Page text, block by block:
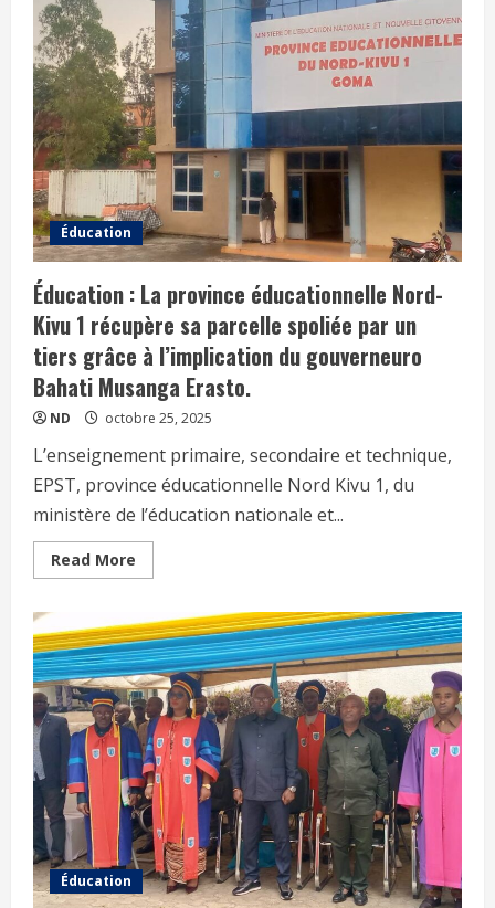
Éducation
Éducation : La province éducationnelle Nord-
Kivu 1 récupère sa parcelle spoliée par un
tiers grâce à l’implication du gouverneuro
Bahati Musanga Erasto.
ND octobre 25, 2025
L’enseignement primaire, secondaire et technique,
EPST, province éducationnelle Nord Kivu 1, du
ministère de l’éducation nationale et...
Read More
Éducation